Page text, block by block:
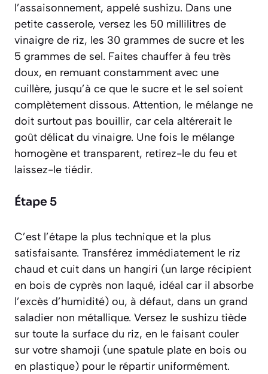
l’assaisonnement, appelé sushizu. Dans une
petite casserole, versez les 50 millilitres de
vinaigre de riz, les 30 grammes de sucre et les
5 grammes de sel. Faites chauffer à feu très
doux, en remuant constamment avec une
cuillère, jusqu’à ce que le sucre et le sel soient
complètement dissous. Attention, le mélange ne
doit surtout pas bouillir, car cela altérerait le
goût délicat du vinaigre. Une fois le mélange
homogène et transparent, retirez-le du feu et
laissez-le tiédir.
Étape 5
C’est l’étape la plus technique et la plus
satisfaisante. Transférez immédiatement le riz
chaud et cuit dans un hangiri (un large récipient
en bois de cyprès non laqué, idéal car il absorbe
l’excès d’humidité) ou, à défaut, dans un grand
saladier non métallique. Versez le sushizu tiède
sur toute la surface du riz, en le faisant couler
sur votre shamoji (une spatule plate en bois ou
en plastique) pour le répartir uniformément.